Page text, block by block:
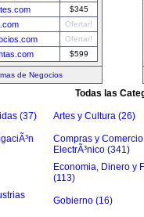
$345
Ofertar!
Ofertar!
$599
de Negocios
Todas las
(37) Artes y Cultura (26)
Compras y Comercio
ElectrÃ³nico (341)
Economia, Dinero y
(113)
Gobierno (16)